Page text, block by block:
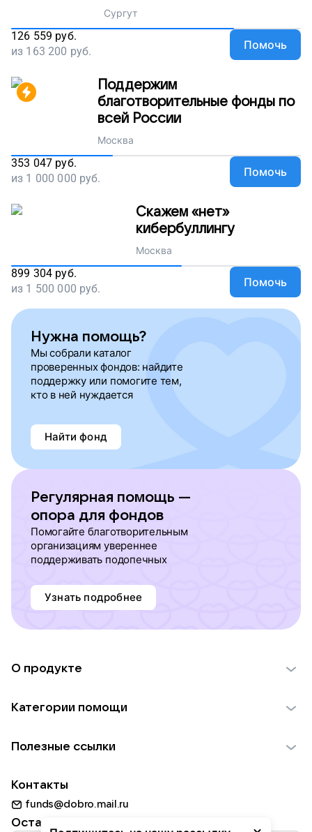
Сургут
126 559 руб.
из 163 200 руб. Помочь
Поддержим
благотворительные фонды по
всей России
Москва
353 047 руб.
из 1 000 000 руб. Помочь
Скажем «нет»
кибербуллингу
Москва
899 304 руб.
из 1 500 000 руб. Помочь
Нужна помощь?
Мы собрали каталог
проверенных фондов: найдите
поддержку или помогите тем,
кто в ней нуждается
Найти фонд
Регулярная помощь —
опора для фондов
Помогайте благотворительным
организациям увереннее
поддерживать подопечных
Узнать подробнее
О продукте
Использование материалов
Для НКО
Партнерам
Категории помощи
Пожилым
Животным
Природе
Полезные ссылки
Добрый день
Контакты
funds@dobro.mail.ru
Оставайтесь с нами